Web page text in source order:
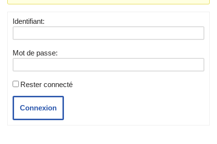
Identifiant:
Mot de passe:
Rester connecté
Connexion